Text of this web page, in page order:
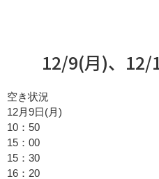
12/9(月)、12/
空き状況
12月9日(月)
10：50
15：00
15：30
16：20